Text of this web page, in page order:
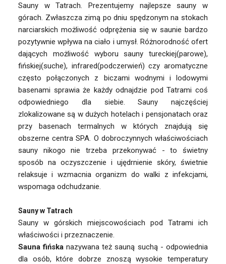
Sauny w Tatrach. Prezentujemy najlepsze sauny w
górach. Zwłaszcza zimą po dniu spędzonym na stokach
narciarskich możliwość odprężenia się w saunie bardzo
pozytywnie wpływa na ciało i umysł. Różnorodność ofert
dających możliwość wyboru sauny tureckiej(parowe),
fińskiej(suche), infrared(podczerwień) czy aromatyczne
często połączonych z biczami wodnymi i lodowymi
basenami sprawia że każdy odnajdzie pod Tatrami coś
odpowiedniego dla siebie. Sauny najczęściej
zlokalizowane są w dużych hotelach i pensjonatach oraz
przy basenach termalnych w których znajdują się
obszerne centra SPA. O dobroczynnych właściwościach
sauny nikogo nie trzeba przekonywać - to świetny
sposób na oczyszczenie i ujędrnienie skóry, świetnie
relaksuje i wzmacnia organizm do walki z infekcjami,
wspomaga odchudzanie.
Sauny w Tatrach
Sauny w górskich miejscowościach pod Tatrami ich
właściwości i przeznaczenie.
Sauna fińska nazywana też sauną suchą - odpowiednia
dla osób, które dobrze znoszą wysokie temperatury